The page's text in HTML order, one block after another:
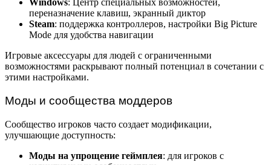
Windows: Центр специальных возможностей,
переназначение клавиш, экранный диктор
Steam: поддержка контроллеров, настройки Big Picture
Mode для удобства навигации
Игровые аксессуары для людей с ограниченными
возможностями раскрывают полный потенциал в сочетании с
этими настройками.
Моды и сообщества моддеров
Сообщество игроков часто создает модификации,
улучшающие доступность:
Моды на упрощение геймплея: для игроков с